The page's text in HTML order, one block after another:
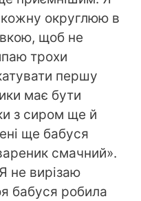
кожну округлюю в
щоб не
трохи
першу
має бути
з сиром ще й
ще бабуся
смачний».
не вирізаю
бабуся робила